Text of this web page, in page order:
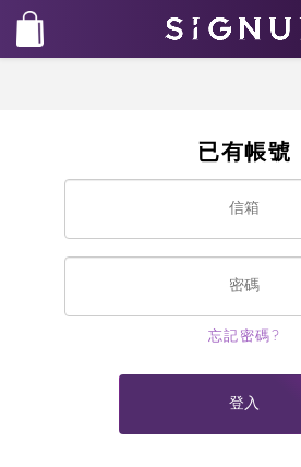
已有帳號
忘記密碼?
登入